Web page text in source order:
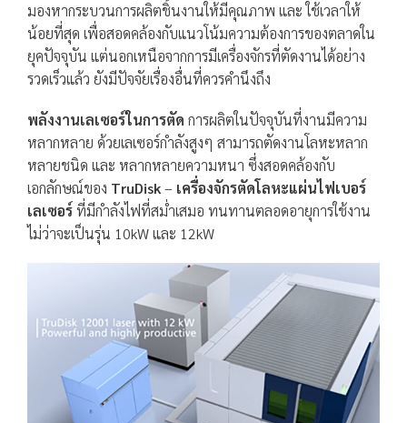
มองหากระบวนการผลิตชิ้นงานให้มีคุณภาพ และ ใช้เวลาให้
น้อยที่สุด เพื่อสอดคล้องกับแนวโน้มความต้องการของตลาดใน
ยุคปัจจุบัน แต่นอกเหนือจากการมีเครื่องจักรที่ตัดงานได้อย่าง
รวดเร็วแล้ว ยังมีปัจจัยเรื่องอื่นที่ควรคำนึงถึง
พลังงานเลเซอร์ในการตัด การผลิตในปัจจุบันที่งานมีความ
หลากหลาย ด้วยเลเซอร์กำลังสูงๆ สามารถตัดงานโลหะหลาก
หลายชนิด และ หลากหลายความหนา ซึ่งสอดคล้องกับ
เอกลักษณ์ของ TruDisk– เครื่องจักรตัดโลหะแผ่นไฟเบอร์
เลเซอร์ ที่มีกำลังไฟที่สม่ำเสมอ ทนทานตลอดอายุการใช้งาน
ไม่ว่าจะเป็นรุ่น 10kW และ 12kW